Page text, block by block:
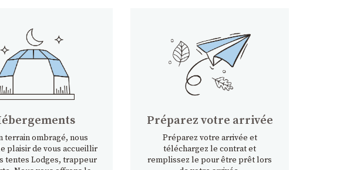
terrain ombragé, nous
plaisir de vous accueillir
tentes Lodges, trappeur
Préparez votre arrivée
Préparez votre arrivée et
téléchargez le contrat et
remplissez le pour être prêt lors